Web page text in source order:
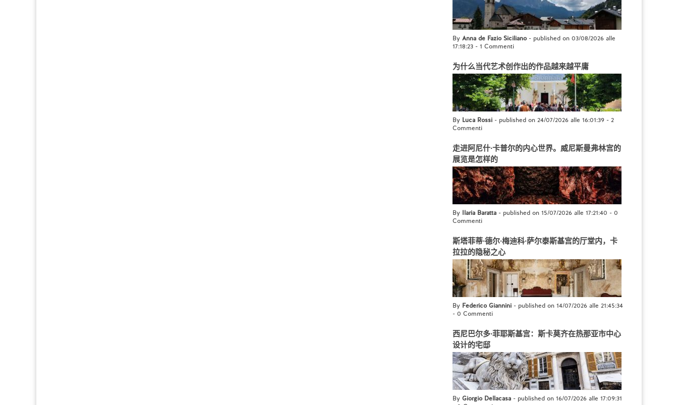
By Anna de Fazio Siciliano- published on 03/08/2026 alle
17:18:23 - 1 Commenti
为什么当代艺术创作出的作品越来越平庸
By Luca Rossi - published on 24/07/2026 alle 16:01:39 - 2
Commenti
走进阿尼什·卡普尔的内心世界。威尼斯曼弗林宫的
展览是怎样的
By Ilaria Baratta - published on 15/07/2026 alle 17:21:40 - 0
Commenti
斯塔菲蒂·德尔·梅迪科·萨尔泰斯基宫的厅堂内，卡
拉拉的隐秘之心
By Federico Giannini - published on 14/07/2026 alle 21:45:34
- 0 Commenti
西尼巴尔多·菲耶斯基宫：斯卡莫齐在热那亚市中心
设计的宅邸
By Giorgio Dellacasa - published on 16/07/2026 alle 17:09:31